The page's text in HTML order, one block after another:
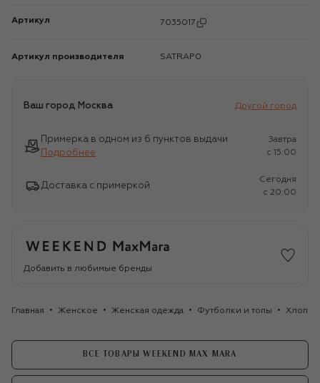
Артикул 7035017
Артикул производителя SATRAP0
Ваш город Москва Другой город
Примерка в одном из 6 пунктов выдачи
Подробнее
Завтра
c 15:00
Доставка с примеркой
Сегодня
c 20:00
Добавить в любимые бренды
Главная Женское Женская одежда Футболки и топы
ВСЕ ТОВАРЫ WEEKEND MAX MARA